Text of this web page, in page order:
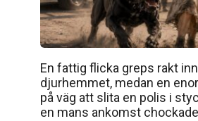
En fattig flicka greps rakt
djurhemmet, medan en
på väg att slita en polis i
en mans ankomst